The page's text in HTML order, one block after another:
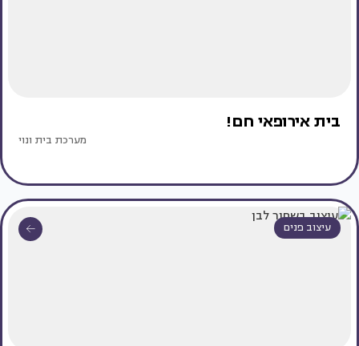
בית אירופאי חם!
מערכת בית ונוי
עיצוב פנים